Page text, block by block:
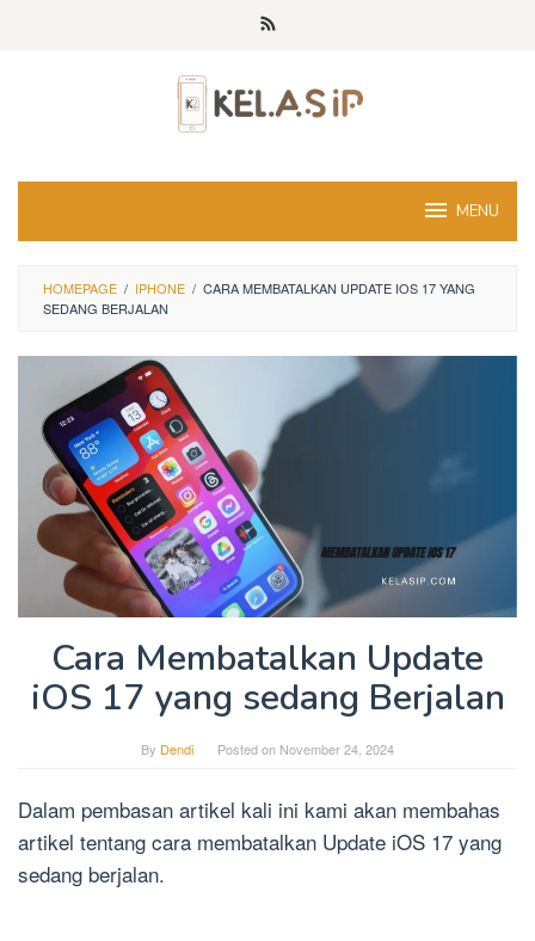
MENU
HOMEPAGE / IPHONE / CARA MEMBATALKAN UPDATE IOS 17 YANG
SEDANG BERJALAN
Cara Membatalkan Update
iOS 17 yang sedang Berjalan
By Dendi Posted on November 24, 2024
Dalam pembasan artikel kali ini kami akan membahas
artikel tentang cara membatalkan Update iOS 17 yang
sedang berjalan.